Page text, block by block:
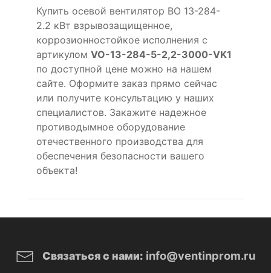
Купить осевой вентилятор ВО 13-284-
2.2 кВт взрывозащищенное,
коррозионностойкое исполнения с
артикулом VO-13-284-5-2,2-3000-VK1
по доступной цене можно на нашем
сайте. Оформите заказ прямо сейчас
или получите консультацию у наших
специалистов. Закажите надежное
противодымное оборудование
отечественного производства для
обеспечения безопасности вашего
объекта!
Связаться с нами: info@ventinprom.ru